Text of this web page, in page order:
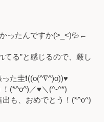
ったんですか(>_<)💦←
てる”と感じるので、厳し
た圭❗((o(^∇^)o))♥
(*^o^)／♥＼(^-^*)
も、おめでとう！(*^o^)